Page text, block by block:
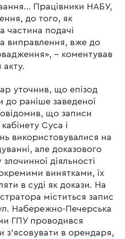
Працівники НАБУ,
до того, як
частина подачі
виправлення, вже до
– коментував
акту.
уточнив, що епізод
до раніше заведеної
що записи
Суса і
використовувалися на
але доказового
діяльності
винятками, їх
в суді як докази. На
міститься запис
Набережно-Печерська
ГПУ проводився
в орендаря,